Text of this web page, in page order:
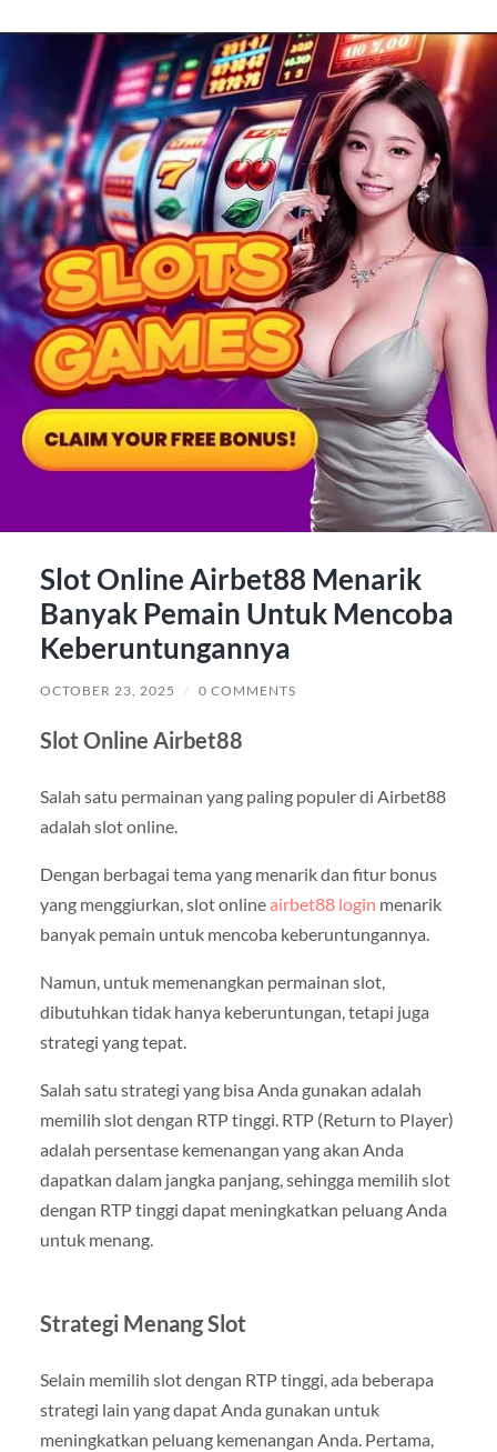
Slot Online Airbet88 Menarik
Banyak Pemain Untuk Mencoba
Keberuntungannya
OCTOBER 23, 2025 / 0 COMMENTS
Slot Online Airbet88
Salah satu permainan yang paling populer di Airbet88
adalah slot online.
Dengan berbagai tema yang menarik dan fitur bonus
yang menggiurkan, slot onlineairbet88 login menarik
banyak pemain untuk mencoba keberuntungannya.
Namun, untuk memenangkan permainan slot,
dibutuhkan tidak hanya keberuntungan, tetapi juga
strategi yang tepat.
Salah satu strategi yang bisa Anda gunakan adalah
memilih slot dengan RTP tinggi. RTP (Return to Player)
adalah persentase kemenangan yang akan Anda
dapatkan dalam jangka panjang, sehingga memilih slot
dengan RTP tinggi dapat meningkatkan peluang Anda
untuk menang.
Strategi Menang Slot
Selain memilih slot dengan RTP tinggi, ada beberapa
strategi lain yang dapat Anda gunakan untuk
meningkatkan peluang kemenangan Anda. Pertama,